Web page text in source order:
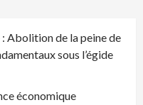
Abolition de la peine de
sous l’égide
économique